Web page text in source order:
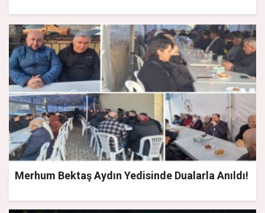
Merhum Bektaş Aydın Yedisinde Dualarla Anıldı!